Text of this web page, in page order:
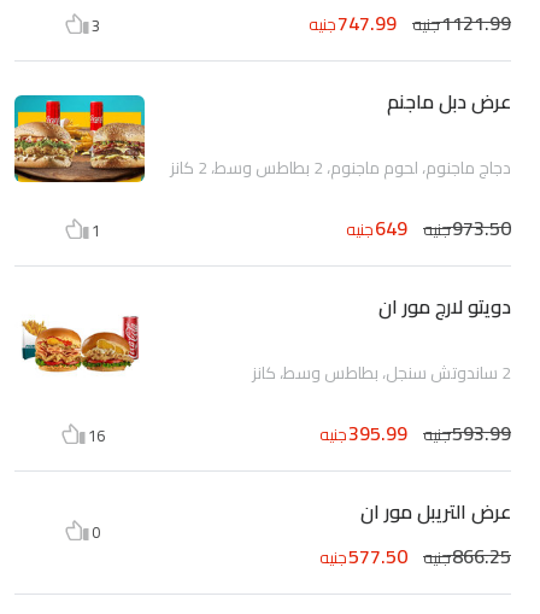
1121.99جنيه 747.99جنيه 3
عرض دبل ماجنم
دجاج ماجنوم، لحوم ماجنوم، 2 بطاطس وسط، 2 كانز
973.50جنيه 649جنيه 1
دويتو لارج مور ان
2 ساندوتش سنجل، بطاطس وسط، كانز
593.99جنيه 395.99جنيه 16
عرض التريبل مور ان
866.25جنيه 577.50جنيه
0